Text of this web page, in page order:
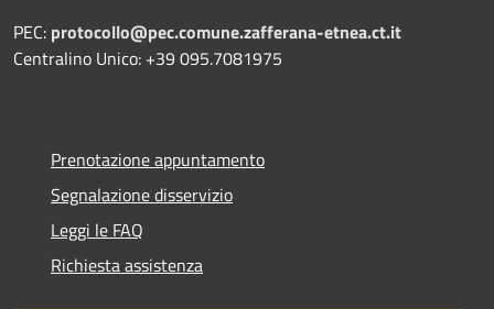
PEC: protocollo@pec.comune.zafferana-etnea.ct.it
Centralino Unico: +39 095.7081975
Prenotazione appuntamento
Segnalazione disservizio
Leggi le FAQ
Richiesta assistenza